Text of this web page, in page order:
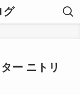
グ
ー ニトリ